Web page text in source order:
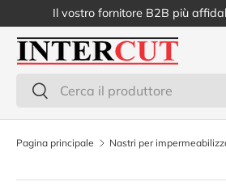
Passa ai contenuti
Il vostro fornitore B2B più
CercaCerca
Pagina principale Nastri per